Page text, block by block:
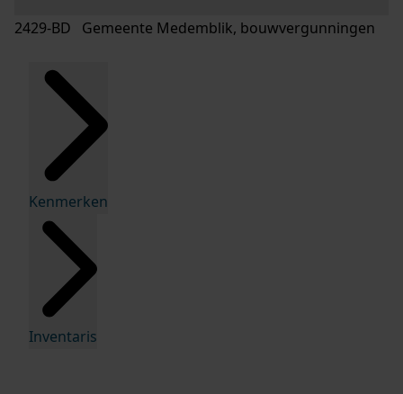
2429-BD Gemeente Medemblik, bouwvergunningen
Kenmerken
Inventaris